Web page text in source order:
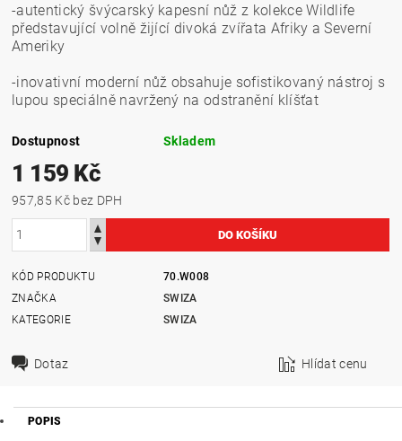
-autentický švýcarský kapesní nůž z kolekce Wildlife
představující volně žijící divoká zvířata Afriky a Severní
Ameriky
-inovativní moderní nůž obsahuje sofistikovaný nástroj s
lupou speciálně navržený na odstranění klíšťat
Dostupnost Skladem
1 159 Kč
957,85 Kč bez DPH
KÓD PRODUKTU
70.W008
ZNAČKA
SWIZA
KATEGORIE
SWIZA
Dotaz Hlídat cenu
POPIS